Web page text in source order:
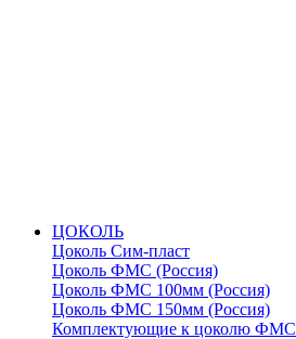
ЦОКОЛЬ
Цоколь Сим-пласт
Цоколь ФМС (Россия)
Цоколь ФМС 100мм (Россия)
Цоколь ФМС 150мм (Россия)
Комплектующие к цоколю ФМС